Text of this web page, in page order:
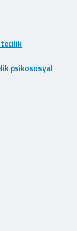
psikososyal